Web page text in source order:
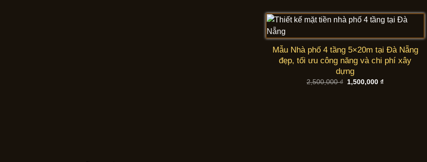
2,500,000 ₫.là:
1,500,000 ₫.
Mẫu Nhà phố 4 tầng 5×20m tại Đà Nẵng
đẹp, tối ưu công năng và chi phí xây
dựng
2,500,000₫ Giá
1,500,000₫Giá